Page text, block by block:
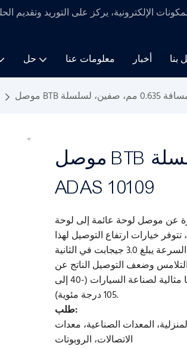
الإلكترونية، يركز على التوريد وتقديم
حل معلومات عنا أخبار بنا
موصل BTB عائم بمسافة 0.635 مم، صفين، لسلسلة
ADAS 10109
خيارات ارتفاع التوصيل لهذا
وضعف التوصيل الناتج عن
وجود مواد غريبة. وهي تعمل ضمن نطاق واسع من درجات الحرارة، مما يجعلها مثالية لصناعة السيارات (-40 إلى
105 درجة مئوية).
طلب:
المعدات الصناعية، معدات
الاتصالات، الروبوتات